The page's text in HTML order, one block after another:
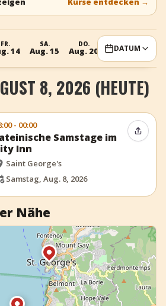
FR.
14
SA.
Aug. 15
DO.
Aug. 20 Aug. 21
DATUM
8, 2026 (HEUTE)
- 00:00
Samstage im
Inn
Saint George's
Samstag, Aug. 8, 2026
Event
Nähe